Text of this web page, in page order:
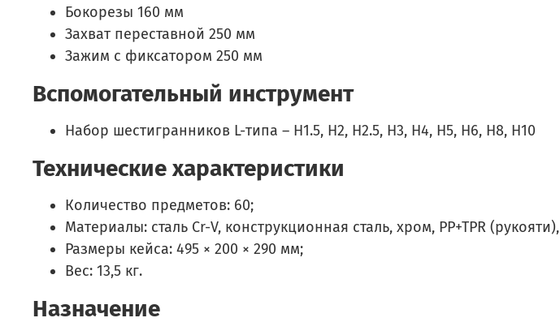
Бокорезы 160 мм
Захват переставной 250 мм
Зажим с фиксатором 250 мм
Вспомогательный инструмент
Набор шестигранников L-типа – H1.5, H2, H2.5, H3, H4, H5, H6, H8, H10
Технические характеристики
Количество предметов: 60;
Материалы: сталь Cr-V, конструкционная сталь, хром, PP+TPR
Размеры кейса: 495 × 200 × 290 мм;
Вес: 13,5 кг.
Назначение